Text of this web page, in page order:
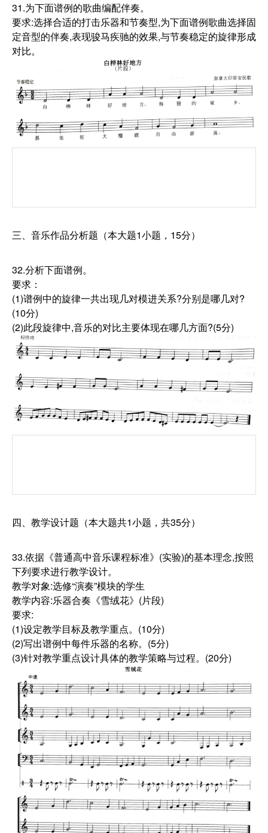
31.为下面谱例的歌曲编配伴奏。
要求:选择合适的打击乐器和节奏型,为下面谱例歌曲选择固
定音型的伴奏,表现骏马疾驰的效果,与节奏稳定的旋律形成
对比。
三、音乐作品分析题（本大题1小题，15分）
32.分析下面谱例。
要求：
(1)谱例中的旋律一共出现几对模进关系?分别是哪几对?
(10分)
(2)此段旋律中,音乐的对比主要体现在哪几方面?(5分)
四、教学设计题（本大题共1小题，共35分）
33.依据《普通高中音乐课程标准》(实验)的基本理念,按照
下列要求进行教学设计。
教学对象:选修“演奏”模块的学生
教学内容:乐器合奏《雪绒花》(片段)
要求:
(1)设定教学目标及教学重点。(10分)
(2)写出谱例中每件乐器的名称。(5分)
(3)针对教学重点设计具体的教学策略与过程。(20分)